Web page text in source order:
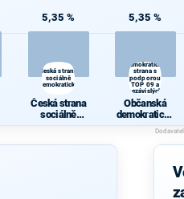
5,35 %
Česká strana
sociálně
demokratická
Česká strana
sociálně
demokratická
5,35 %
demokratická
strana s
podporou
TOP 09 a
nezávislých
starostů
Občanská
demokratická
strana s
podporou TOP
09 a